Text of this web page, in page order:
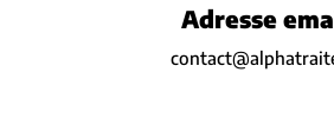
Adresse